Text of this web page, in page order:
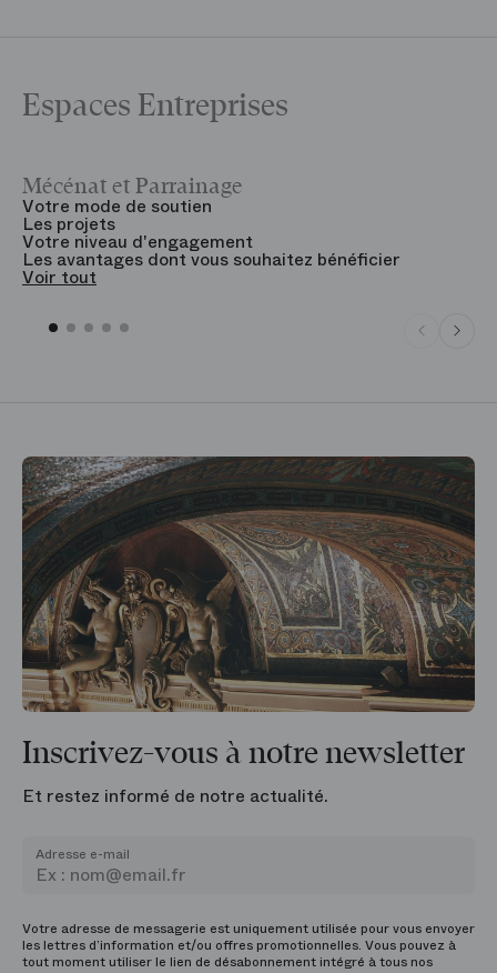
Espaces Entreprises
Mécénat et Parrainage
Votre mode de soutien
Les projets
Votre niveau d'engagement
Les avantages dont vous souhaitez bénéficier
Voir tout
Inscrivez-vous à notre newsletter
Et restez informé de notre actualité.
Adresse e-mail
Votre adresse de messagerie est uniquement utilisée pour vous envoyer
les lettres d’information et/ou offres promotionnelles. Vous pouvez à
tout moment utiliser le lien de désabonnement intégré à tous nos